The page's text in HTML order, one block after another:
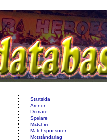
Startsida
Arenor
Domare
Spelare
Matcher
Matchsponsorer
Motståndarlag